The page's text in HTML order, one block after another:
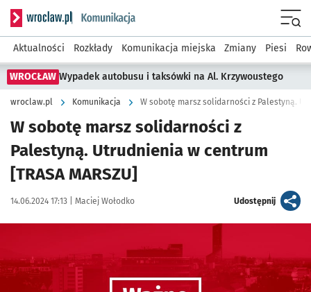
Serwis informacyjny wroclaw.pl podserwis: Komunikacja
Aktualności Rozkłady Komunikacja miejska Zmiany Piesi
WROCŁAW Wypadek autobusu i taksówki na Al. Krzywoustego
wroclaw.pl Komunikacja W sobotę marsz solidarności z Palestyną.
W sobotę marsz solidarności z
Palestyną. Utrudnienia w centrum
[TRASA MARSZU]
Data publikacji:
14.06.2024 17:13 | Autor:
Maciej Wołodko Udostępnijartykuł